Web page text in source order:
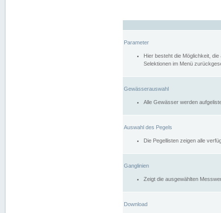
Parameter
Hier besteht die Möglichkeit,
Selektionen im Menü
Gewässerauswahl
Alle Gewässer werden
Auswahl des Pegels
Die Pegellisten zeigen alle
Ganglinien
Zeigt die ausgewählten
Download